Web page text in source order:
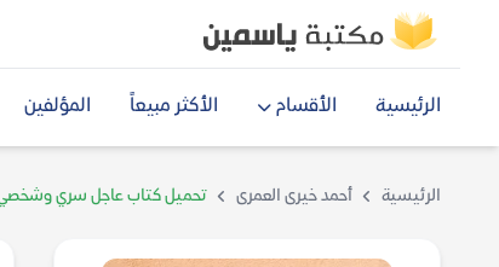
الرئيسية الأقسام الأكثر مبيعاً المؤلفين
الرئيسية أحمد خيرى العمرى تحميل كتاب عاجل سري وشخصي